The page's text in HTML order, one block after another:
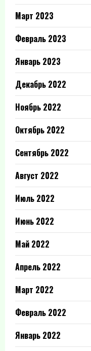
Март 2023
Февраль 2023
Январь 2023
Декабрь 2022
Ноябрь 2022
Октябрь 2022
Сентябрь 2022
Август 2022
Июль 2022
Июнь 2022
Май 2022
Апрель 2022
Март 2022
Февраль 2022
Январь 2022